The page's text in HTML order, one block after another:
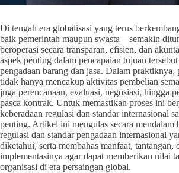
Di tengah era globalisasi yang terus
baik pemerintah maupun swasta—semakin
beroperasi secara transparan, efisien, dan
aspek penting dalam pencapaian tujuan
pengadaan barang dan jasa. Dalam praktiknya,
tidak hanya mencakup aktivitas pembelian
juga perencanaan, evaluasi, negosiasi, hingga
pasca kontrak. Untuk memastikan proses ini
keberadaan regulasi dan standar internasional
penting. Artikel ini mengulas secara mendalam
regulasi dan standar pengadaan internasional
diketahui, serta membahas manfaat, tantangan,
implementasinya agar dapat memberikan nilai
organisasi di era persaingan global.